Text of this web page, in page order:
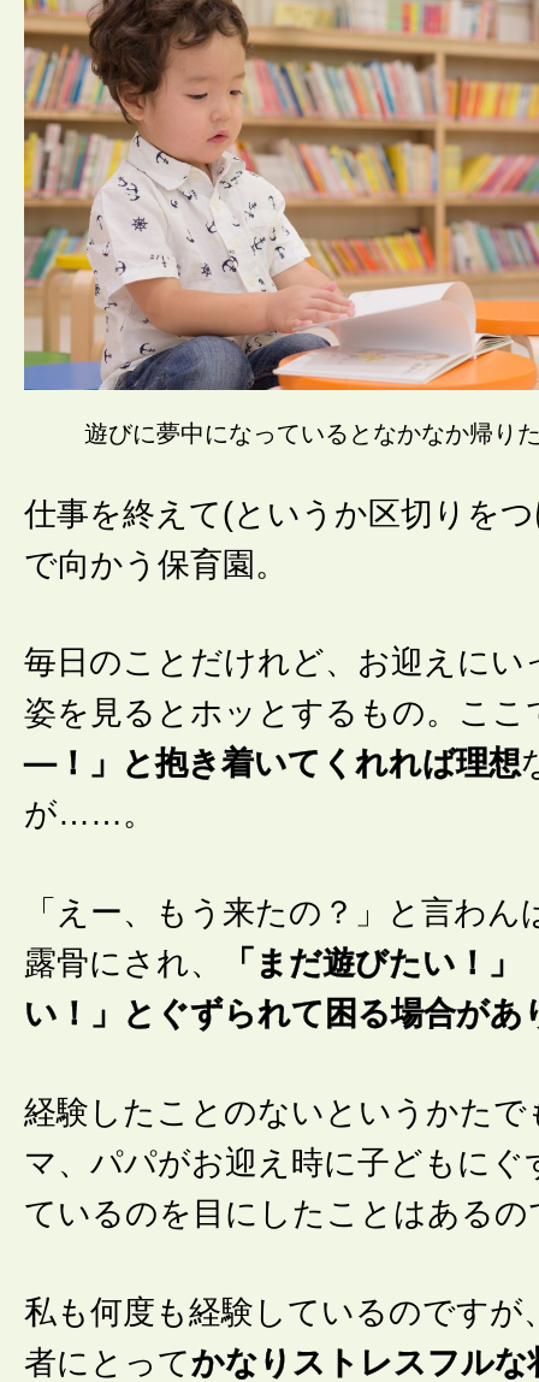
遊びに夢中になっているとなかなか帰り
仕事を終えて(というか区切りを
で向かう保育園。
毎日のことだけれど、お迎えにい
姿を見るとホッとするもの。ここ
―！」と抱き着いてくれれば理想
が……。
「えー、もう来たの？」と言わん
露骨にされ、
「まだ遊びたい！
い！」とぐずられて困る場合があ
経験したことのないというかたで
マ、パパがお迎え時に子どもにぐ
ているのを目にしたことはあるの
私も何度も経験しているのですが
者にとってかなりストレスフルな